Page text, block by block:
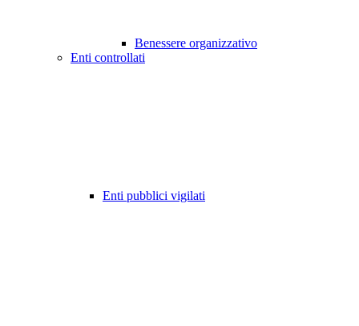
Benessere organizzativo
Enti controllati
Enti pubblici vigilati